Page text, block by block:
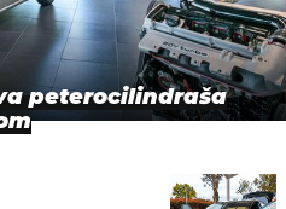
peterocilindraša